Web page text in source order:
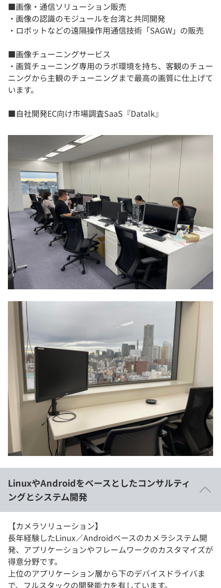
■画像・通信ソリューション販売
・画像の認識のモジュールを台湾と共同開発
・ロボットなどの遠隔操作用通信技術「SAGW」の販売
■画像チューニングサービス
・画質チューニング専用のラボ環境を持ち、客観のチュー
ニングから主観のチューニングまで最高の画質に仕上げて
います。
■自社開発EC向け市場調査SaaS『Datalk』
LinuxやAndroidをベースとしたコンサルティ
ングとシステム開発
【カメラソリューション】
長年経験したLinux／Androidベースのカメラシステム開
発、アプリケーションやフレームワークのカスタマイズが
得意分野です。
上位のアプリケーション層から下のデバイスドライバま
で、フルスタックの開発能力を有しています。